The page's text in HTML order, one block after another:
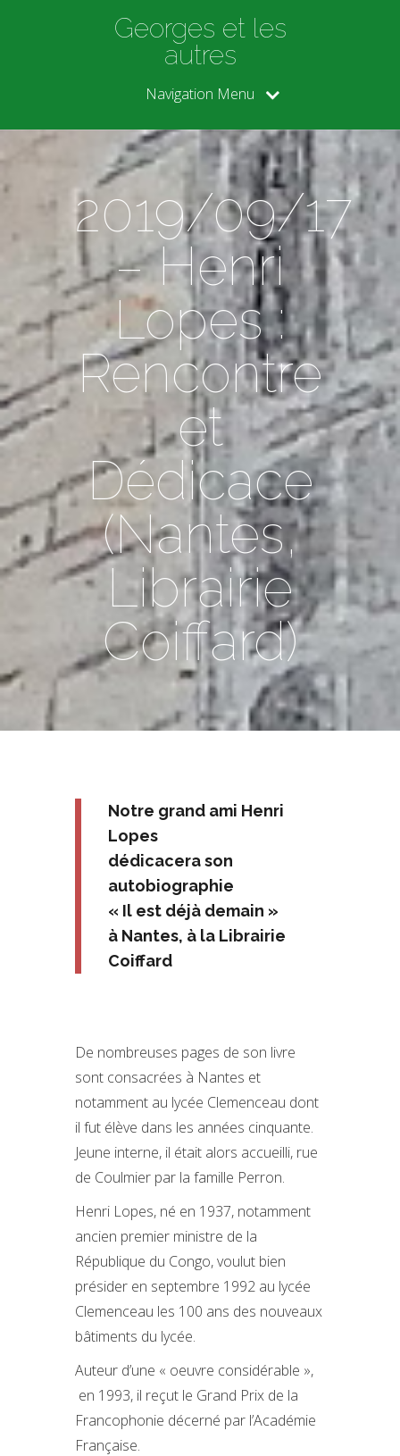
Georges et les
autres
Navigation Menu
2019/09/17
– Henri
Lopes :
Rencontre
et
Dédicace
(Nantes,
Librairie
Coiffard)
Notre grand ami Henri
Lopes
dédicacera son
autobiographie
« Il est déjà demain »
à Nantes, à la Librairie
Coiffard
De nombreuses pages de son livre
sont consacrées à Nantes et
notamment au lycée Clemenceau dont
il fut élève dans les années cinquante.
Jeune interne, il était alors accueilli, rue
de Coulmier par la famille Perron.
Henri Lopes, né en 1937, notamment
ancien premier ministre de la
République du Congo, voulut bien
présider en septembre 1992 au lycée
Clemenceau les 100 ans des nouveaux
bâtiments du lycée.
Auteur d’une « oeuvre considérable »,
en 1993, il reçut le Grand Prix de la
Francophonie décerné par l’Académie
Française.